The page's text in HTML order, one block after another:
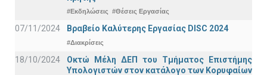
#Εκδηλώσεις #Θέσεις Εργασίας
07/11/2024 Βραβείο Καλύτερης Εργασίας DISC 2024
#Διακρίσεις
18/10/2024
Οκτώ Μέλη ΔΕΠ του Τμήματος Επιστήμης
Υπολογιστών στον κατάλογο των Κορυφαίων